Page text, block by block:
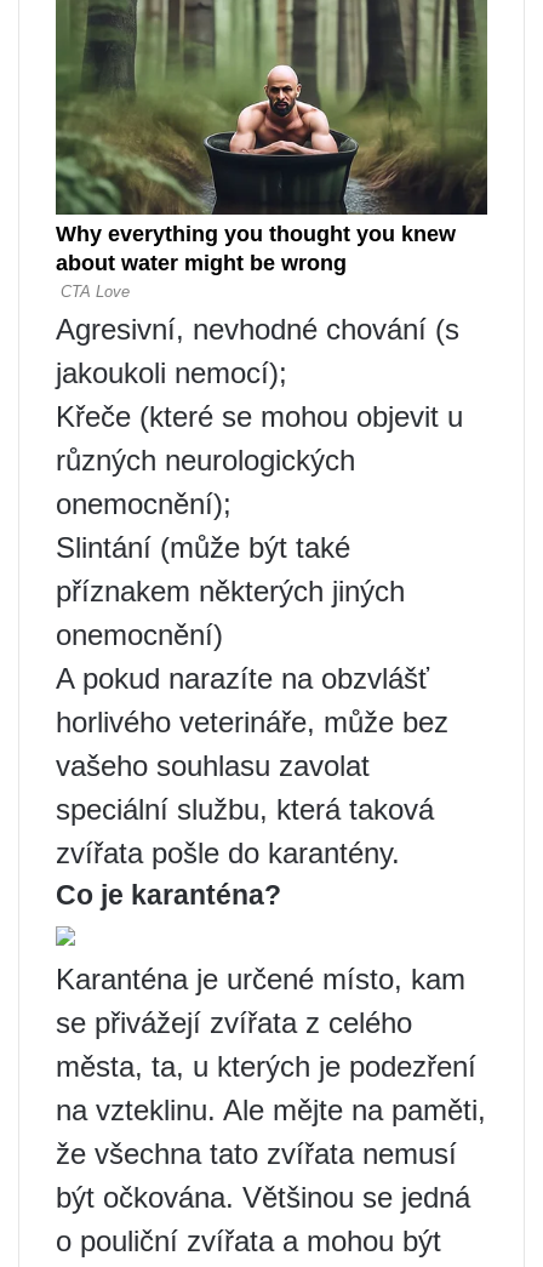
Agresivní, nevhodné chování (s
jakoukoli nemocí);
Křeče (které se mohou objevit u
různých neurologických
onemocnění);
Slintání (může být také
příznakem některých jiných
onemocnění)
A pokud narazíte na obzvlášť
horlivého veterináře, může bez
vašeho souhlasu zavolat
speciální službu, která taková
zvířata pošle do karantény.
Co je karanténa?
Karanténa je určené místo, kam
se přivážejí zvířata z celého
města, ta, u kterých je podezření
na vzteklinu. Ale mějte na paměti,
že všechna tato zvířata nemusí
být očkována. Většinou se jedná
o pouliční zvířata a mohou být